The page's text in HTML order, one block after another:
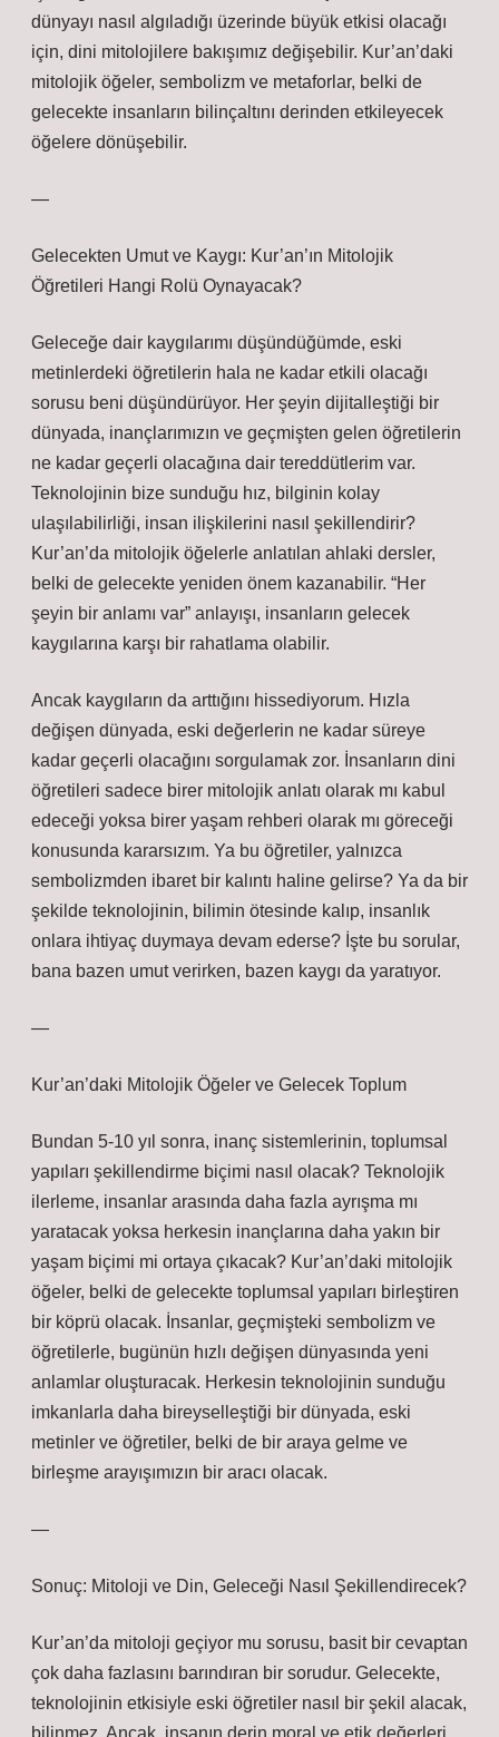
dünyayı nasıl algıladığı üzerinde büyük etkisi olacağı
için, dini mitolojilere bakışımız değişebilir. Kur’an’daki
mitolojik öğeler, sembolizm ve metaforlar, belki de
gelecekte insanların bilinçaltını derinden etkileyecek
öğelere dönüşebilir.
—
Gelecekten Umut ve Kaygı: Kur’an’ın Mitolojik
Öğretileri Hangi Rolü Oynayacak?
Geleceğe dair kaygılarımı düşündüğümde, eski
metinlerdeki öğretilerin hala ne kadar etkili olacağı
sorusu beni düşündürüyor. Her şeyin dijitalleştiği bir
dünyada, inançlarımızın ve geçmişten gelen öğretilerin
ne kadar geçerli olacağına dair tereddütlerim var.
Teknolojinin bize sunduğu hız, bilginin kolay
ulaşılabilirliği, insan ilişkilerini nasıl şekillendirir?
Kur’an’da mitolojik öğelerle anlatılan ahlaki dersler,
belki de gelecekte yeniden önem kazanabilir. “Her
şeyin bir anlamı var” anlayışı, insanların gelecek
kaygılarına karşı bir rahatlama olabilir.
Ancak kaygıların da arttığını hissediyorum. Hızla
değişen dünyada, eski değerlerin ne kadar süreye
kadar geçerli olacağını sorgulamak zor. İnsanların dini
öğretileri sadece birer mitolojik anlatı olarak mı kabul
edeceği yoksa birer yaşam rehberi olarak mı göreceği
konusunda kararsızım. Ya bu öğretiler, yalnızca
sembolizmden ibaret bir kalıntı haline gelirse? Ya da bir
şekilde teknolojinin, bilimin ötesinde kalıp, insanlık
onlara ihtiyaç duymaya devam ederse? İşte bu sorular,
bana bazen umut verirken, bazen kaygı da yaratıyor.
—
Kur’an’daki Mitolojik Öğeler ve Gelecek Toplum
Bundan 5-10 yıl sonra, inanç sistemlerinin, toplumsal
yapıları şekillendirme biçimi nasıl olacak? Teknolojik
ilerleme, insanlar arasında daha fazla ayrışma mı
yaratacak yoksa herkesin inançlarına daha yakın bir
yaşam biçimi mi ortaya çıkacak? Kur’an’daki mitolojik
öğeler, belki de gelecekte toplumsal yapıları birleştiren
bir köprü olacak. İnsanlar, geçmişteki sembolizm ve
öğretilerle, bugünün hızlı değişen dünyasında yeni
anlamlar oluşturacak. Herkesin teknolojinin sunduğu
imkanlarla daha bireyselleştiği bir dünyada, eski
metinler ve öğretiler, belki de bir araya gelme ve
birleşme arayışımızın bir aracı olacak.
—
Sonuç: Mitoloji ve Din, Geleceği Nasıl Şekillendirecek?
Kur’an’da mitoloji geçiyor mu sorusu, basit bir cevaptan
çok daha fazlasını barındıran bir sorudur. Gelecekte,
teknolojinin etkisiyle eski öğretiler nasıl bir şekil alacak,
bilinmez. Ancak, insanın derin moral ve etik değerleri